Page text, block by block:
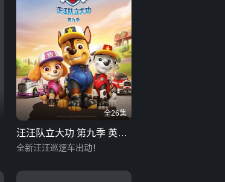
全26集
汪汪队立大功 第九季 英文
版
全新汪汪巡逻车出动！